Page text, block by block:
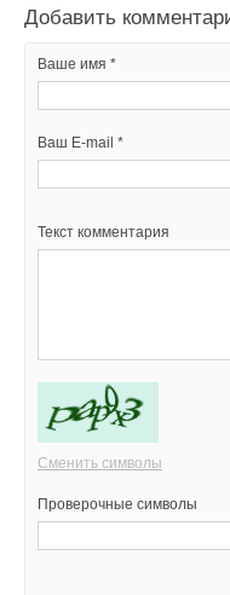
Добавить
Ваше имя *
Ваш E-mail *
Текст комментария
Сменить символы
Проверочные символы